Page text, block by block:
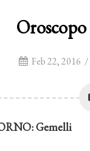
Feb 22, 2016 /
Gemelli